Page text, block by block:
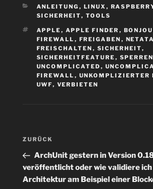
KATEGORIEN
ANLEITUNG , LINUX ,
SICHERHEIT, TOOLS
SCHLAGWÖRTER
APPLE , APPLE FINDER ,
FIREWALL , FREIGABEN ,
FREISCHALTEN , SICHERHEIT,
SICHERHEITFEATURE , SPERREN
UNCOMPLICATED ,
FIREWALL , UNKOMPLIZIERTER
UWF, VERBIETEN
Beitragsnavigation
Vorheriger
Beitrag
ZURÜCK
ArchUnit gestern in Version
veröffentlicht oder wie validiere ich
Architektur am Beispiel einer